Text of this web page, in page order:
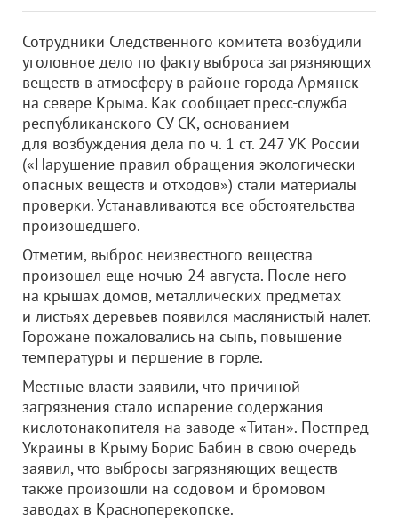
Сотрудники Следственного комитета возбудили
уголовное дело по факту выброса загрязняющих
веществ в атмосферу в районе города Армянск
на севере Крыма. Как сообщает пресс-служба
республиканского СУ СК, основанием
для возбуждения дела по ч. 1 ст. 247 УК России
(«Нарушение правил обращения экологически
опасных веществ и отходов») стали материалы
проверки. Устанавливаются все обстоятельства
произошедшего.
Отметим, выброс неизвестного вещества
произошел еще ночью 24 августа. После него
на крышах домов, металлических предметах
и листьях деревьев появился маслянистый налет.
Горожане пожаловались на сыпь, повышение
температуры и першение в горле.
Местные власти заявили, что причиной
загрязнения стало испарение содержания
кислотонакопителя на заводе «Титан». Постпред
Украины в Крыму Борис Бабин в свою очередь
заявил, что выбросы загрязняющих веществ
также произошли на содовом и бромовом
заводах в Красноперекопске.